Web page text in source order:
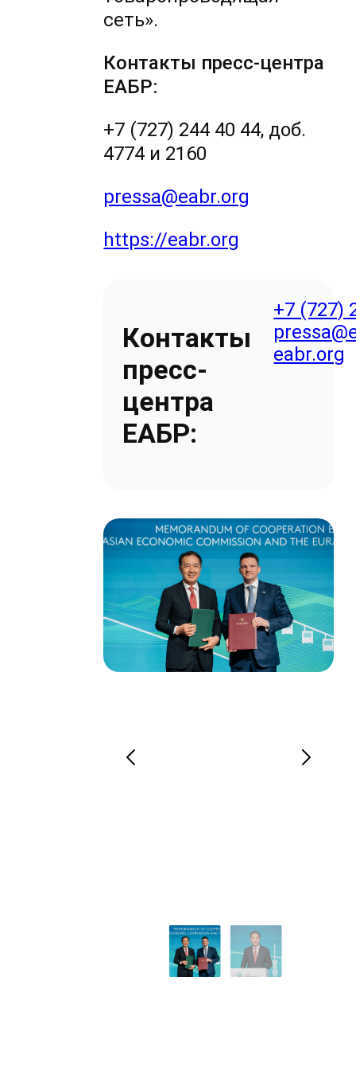
сеть».
Контакты пресс-центра
ЕАБР:
+7 (727) 244 40 44, доб.
4774 и 2160
pressa@eabr.org
https://eabr.org
Контакты
пресс-
центра
ЕАБР:
+7 (727)
eabr.org